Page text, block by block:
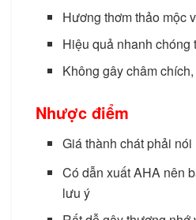
Hương thơm thảo mộc
Hiệu quả nhanh chóng
Không gây châm
Nhược điểm
Giá thành chát phải nói
Có dẫn xuất AHA nên
lưu ý